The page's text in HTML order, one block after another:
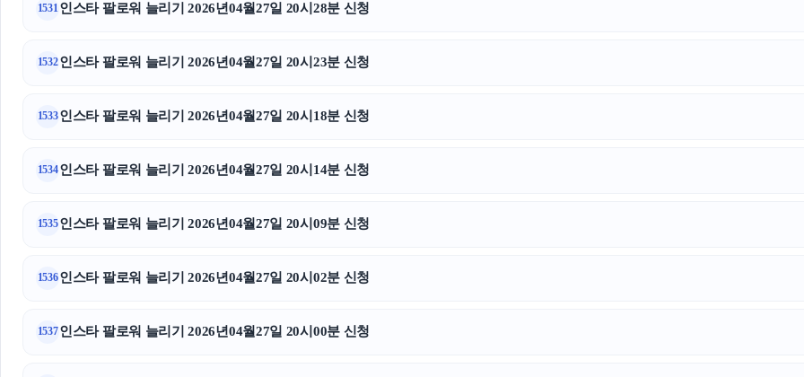
1531인스타 팔로워 늘리기 2026년04월27일 20시28분 신청
1532인스타 팔로워 늘리기 2026년04월27일 20시23분 신청
1533인스타 팔로워 늘리기 2026년04월27일 20시18분 신청
1534인스타 팔로워 늘리기 2026년04월27일 20시14분 신청
1535인스타 팔로워 늘리기 2026년04월27일 20시09분 신청
1536인스타 팔로워 늘리기 2026년04월27일 20시02분 신청
1537인스타 팔로워 늘리기 2026년04월27일 20시00분 신청